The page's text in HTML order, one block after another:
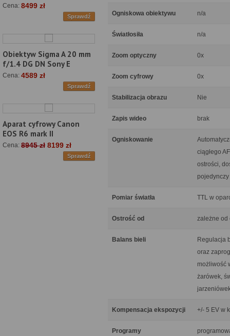
Cena: 8499 zł
Sprawdź
Obiektyw Sigma A 20 mm
f/1.4 DG DN Sony E
Cena: 4589 zł
Sprawdź
Aparat cyfrowy Canon
EOS R6 mark II
Cena: 8945 zł 8199 zł
Sprawdź
Ogniskowa obiektywu n/a
Światłosiła n/a
Zoom optyczny 0x
Zoom cyfrowy 0x
Stabilizacja obrazu Nie
Zapis wideo brak
Ogniskowanie
ciągłego
ostrości,
pojedynczy
Pomiar światła TTL w
Ostrość od zależne od
Balans bieli
Regulacja
oraz
możliwość
żarówek,
Kompensacja ekspozycji +/- 5 EV w
Programy